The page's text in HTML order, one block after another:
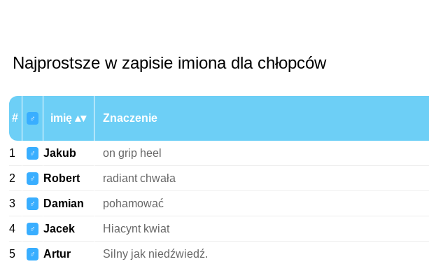
Najprostsze w zapisie imiona dla chłopców
# ♂ imię Znaczenie
1 ♂ Jakub on grip heel
2 ♂ Robert radiant chwała
3 ♂ Damian pohamować
4 ♂ Jacek Hiacynt kwiat
5 ♂ Artur Silny jak niedźwiedź.